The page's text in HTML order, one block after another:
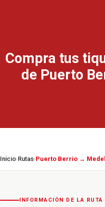
Compra tus
de Puerto
Inicio›Rutas›Puerto Berrio →
INFORMACIÓN DE LA RUTA